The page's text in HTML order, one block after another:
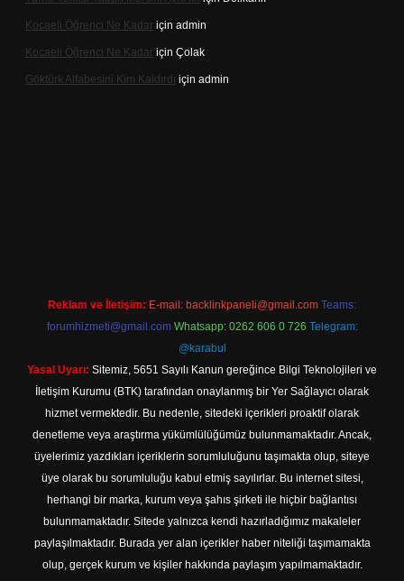
Kocaeli Öğrenci Ne Kadar için admin
Kocaeli Öğrenci Ne Kadar için Çolak
Göktürk Alfabesini Kim Kaldırdı için admin
Reklam ve İletişim: E-mail: backlinkpaneli@gmail.com Teams:
forumhizmeti@gmail.com Whatsapp: 0262 606 0 726 Telegram:
@karabul
Yasal Uyarı: Sitemiz, 5651 Sayılı Kanun gereğince Bilgi Teknolojileri ve
İletişim Kurumu (BTK) tarafından onaylanmış bir Yer Sağlayıcı olarak
hizmet vermektedir. Bu nedenle, sitedeki içerikleri proaktif olarak
denetleme veya araştırma yükümlülüğümüz bulunmamaktadır. Ancak,
üyelerimiz yazdıkları içeriklerin sorumluluğunu taşımakta olup, siteye
üye olarak bu sorumluluğu kabul etmiş sayılırlar. Bu internet sitesi,
herhangi bir marka, kurum veya şahıs şirketi ile hiçbir bağlantısı
bulunmamaktadır. Sitede yalnızca kendi hazırladığımız makaleler
paylaşılmaktadır. Burada yer alan içerikler haber niteliği taşımamakta
olup, gerçek kurum ve kişiler hakkında paylaşım yapılmamaktadır.